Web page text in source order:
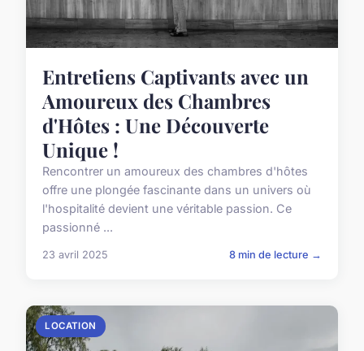
Entretiens Captivants avec un
Amoureux des Chambres
d'Hôtes : Une Découverte
Unique !
Rencontrer un amoureux des chambres d'hôtes
offre une plongée fascinante dans un univers où
l'hospitalité devient une véritable passion. Ce
passionné ...
23 avril 2025 8 min de lecture →
LOCATION